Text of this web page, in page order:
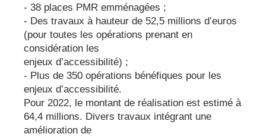
- 38 places PMR emménagées ;
- Des travaux à hauteur de 52,5 millions d’euros
(pour toutes les opérations prenant en
considération les
enjeux d’accessibilité) ;
- Plus de 350 opérations bénéfiques pour les
enjeux d’accessibilité.
Pour 2022, le montant de réalisation est estimé à
64,4 millions. Divers travaux intégrant une
amélioration de